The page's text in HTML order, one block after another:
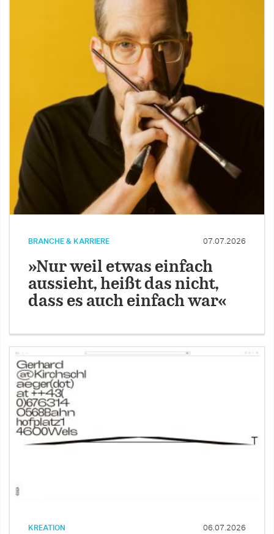
BRANCHE & KARRIERE 07.07.2026
»Nur weil etwas einfach
aussieht, heißt das nicht,
dass es auch einfach war«
KREATION 06.07.2026